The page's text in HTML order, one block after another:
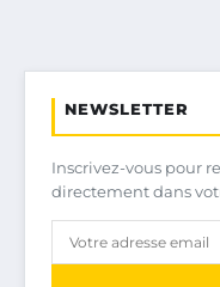
NEWSLETTER
Inscrivez-vous pour
directement dans